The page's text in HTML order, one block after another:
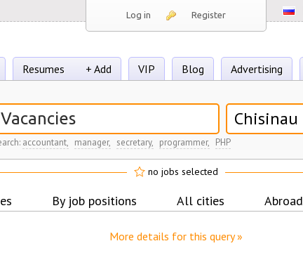
Log in Register
Resumes + Add VIP Blog Advertising
Chisinau
accountant, manager, secretary, programmer, PHP
no jobs selected
By job positions All cities Abroad
More details for this query »